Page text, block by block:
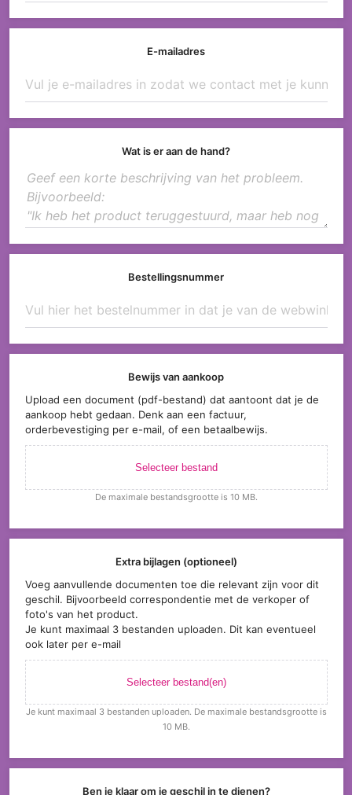
E-mailadres
Wat is er aan de hand?
Bestellingsnummer
Bewijs van aankoop
Upload een document (pdf-bestand) dat aantoont dat je de
aankoop hebt gedaan. Denk aan een factuur,
orderbevestiging per e-mail, of een betaalbewijs.
Selecteer bestand
De maximale bestandsgrootte is 10 MB.
Extra bijlagen (optioneel)
Voeg aanvullende documenten toe die relevant zijn voor dit
geschil. Bijvoorbeeld correspondentie met de verkoper of
foto's van het product.
Je kunt maximaal 3 bestanden uploaden. Dit kan eventueel
ook later per e-mail
Selecteer bestand(en)
Je kunt maximaal 3 bestanden uploaden. De maximale bestandsgrootte is
10 MB.
Ben je klaar om je geschil in te dienen?